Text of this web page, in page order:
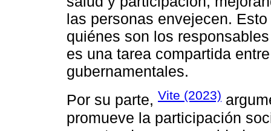
las personas envejecen.
quiénes son los
es una tarea compartida
gubernamentales.
Por su parte, Vite (2023)
promueve la participación